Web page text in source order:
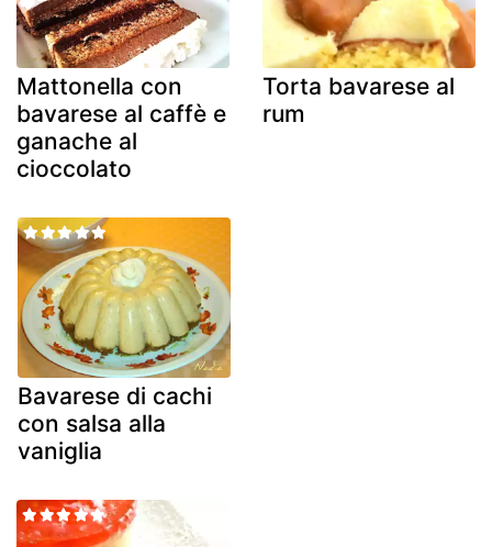
Mattonella con
bavarese al caffè e
ganache al
cioccolato
Torta bavarese al
rum
Bavarese di cachi
con salsa alla
vaniglia